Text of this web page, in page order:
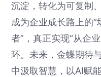
沉淀，转化为可复制
成为企业成长路上的“
者”，真正实现“从企
环。未来，金蝶期待
中汲取智慧，以AI赋